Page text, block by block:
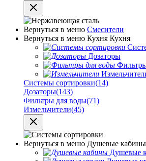
Вернуться в меню Смесители
Вернуться в меню Кухня Кухня
Дозаторы
Системы сортировки(14)
Дозаторы(143)
Фильтры для воды(71)
Измельчители(45)
Вернуться в меню Душевые кабины
Душевые